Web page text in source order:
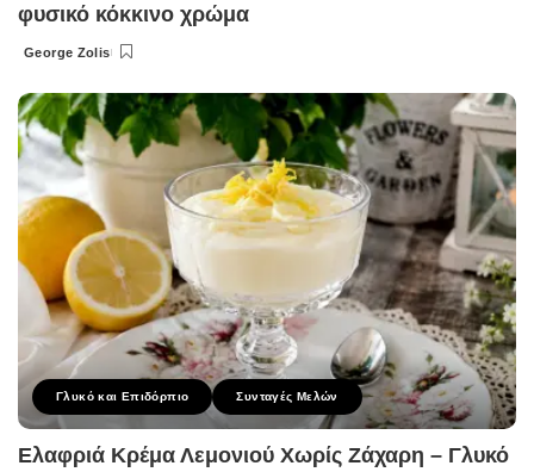
φυσικό κόκκινο χρώμα
Posted
George Zolis
Γλυκό και Επιδόρπιο Συνταγές Μελών
Ελαφριά Κρέμα Λεμονιού Χωρίς Ζάχαρη – Γλυκό